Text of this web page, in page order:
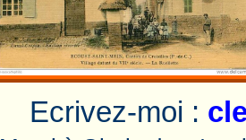
Ecrivez-moi :